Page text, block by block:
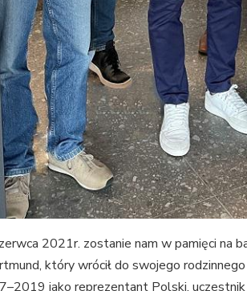
2021r. zostanie nam w pamięci na
który wrócił do swojego
jako reprezentant Polski,